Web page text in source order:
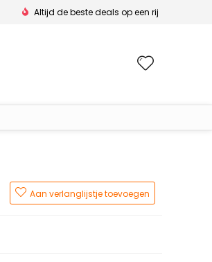
Altijd de beste deals op een rij
Aan verlanglijstje toevoegen